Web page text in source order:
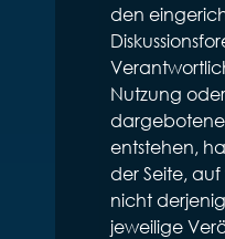
den
Nutzung
entstehen,
der Seite,
nicht
jeweilige